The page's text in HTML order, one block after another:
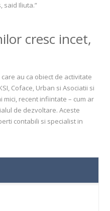
said Iliuta.”
cresc incet,
au ca obiect de activitate
Coface, Urban si Asociatii si
mici, recent infiintate – cum ar
de dezvoltare. Aceste
contabili si specialist in